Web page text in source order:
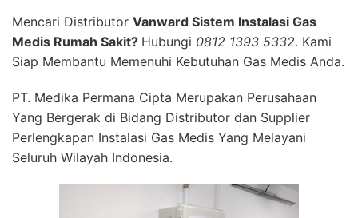
Mencari Distributor Vanward Sistem Instalasi Gas
Medis Rumah Sakit? Hubungi 0812 1393 5332. Kami
Siap Membantu Memenuhi Kebutuhan Gas Medis Anda.
PT. Medika Permana Cipta Merupakan Perusahaan
Yang Bergerak di Bidang Distributor dan Supplier
Perlengkapan Instalasi Gas Medis Yang Melayani
Seluruh Wilayah Indonesia.